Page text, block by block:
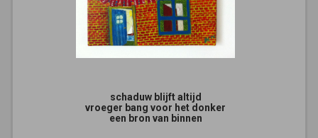
schaduw blijft altijd
vroeger bang voor het donker
een bron van binnen